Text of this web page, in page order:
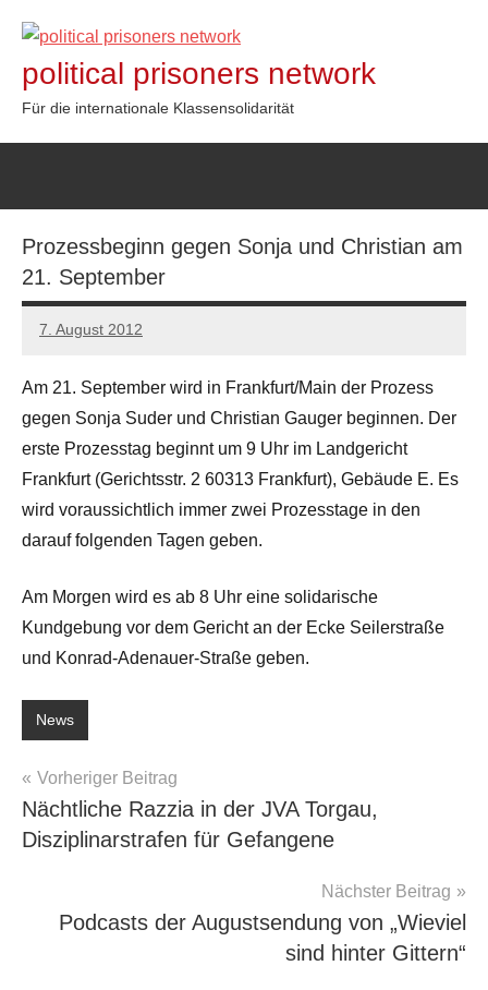
Inhalt
springen
political prisoners network
Für die internationale Klassensolidarität
Prozessbeginn gegen Sonja und Christian am
21. September
7. August 2012
admin
Am 21. September wird in Frankfurt/Main der Prozess
gegen Sonja Suder und Christian Gauger beginnen. Der
erste Prozesstag beginnt um 9 Uhr im Landgericht
Frankfurt (Gerichtsstr. 2 60313 Frankfurt), Gebäude E. Es
wird voraussichtlich immer zwei Prozesstage in den
darauf folgenden Tagen geben.
Am Morgen wird es ab 8 Uhr eine solidarische
Kundgebung vor dem Gericht an der Ecke Seilerstraße
und Konrad-Adenauer-Straße geben.
News
Beitragsnavigation
Vorheriger Beitrag
Nächtliche Razzia in der JVA Torgau,
Disziplinarstrafen für Gefangene
Nächster Beitrag
Podcasts der Augustsendung von „Wieviel
sind hinter Gittern“